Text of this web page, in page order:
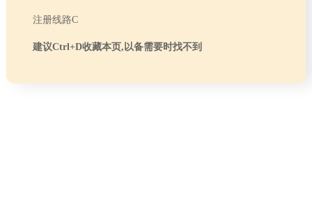
注册线路C
建议Ctrl+D收藏本页,以备需要时找不到